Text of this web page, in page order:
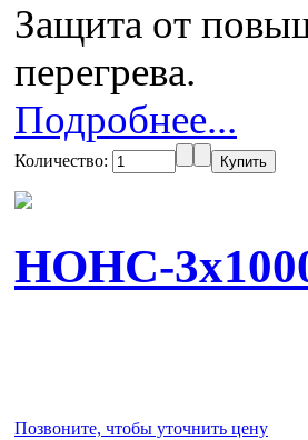
Защита от
перегрева.
Подробнее...
Количество:
НОНС-
Позвоните, чтобы уточнить цену